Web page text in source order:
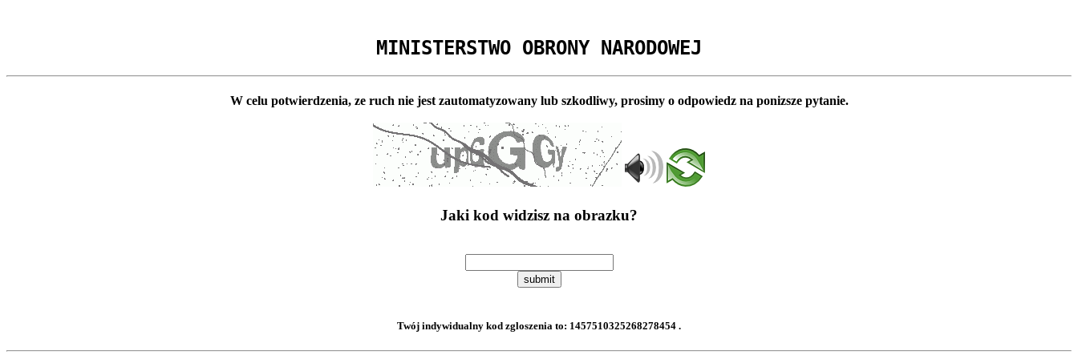
MINISTERSTWO OBRONY NARODOWEJ
W celu potwierdzenia, ze ruch nie jest zautomatyzowany lub szkodliwy, prosimy o odpowiedz na ponizsze pytanie.
Jaki kod widzisz na obrazku?
submit
Twój indywidualny kod zgloszenia to: 1457510325268278454 .